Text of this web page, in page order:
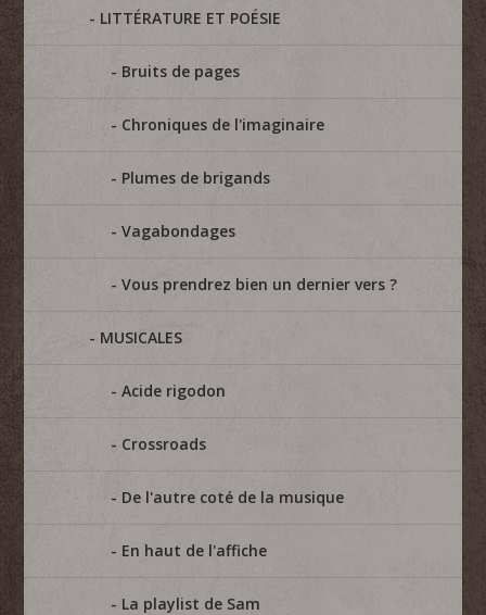
LITTÉRATURE ET POÉSIE
Bruits de pages
Chroniques de l'imaginaire
Plumes de brigands
Vagabondages
Vous prendrez bien un dernier vers ?
MUSICALES
Acide rigodon
Crossroads
De l'autre coté de la musique
En haut de l'affiche
La playlist de Sam